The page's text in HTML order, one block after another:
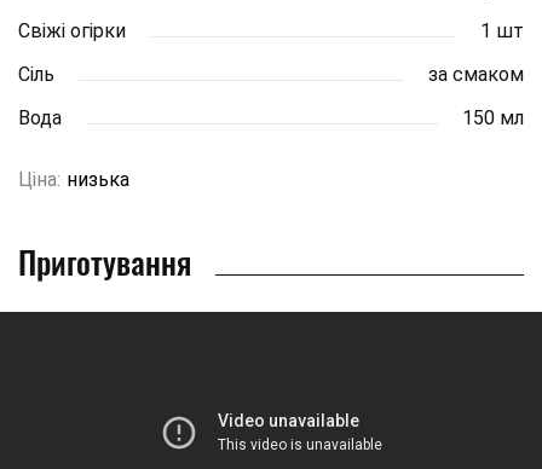
Свіжі огірки
1 шт
Сіль
за смаком
Вода
150 мл
Ціна: низька
Приготування